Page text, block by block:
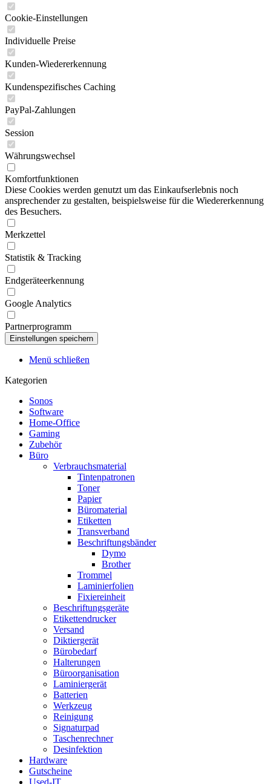
Cookie-Einstellungen
Individuelle Preise
Kunden-Wiedererkennung
Kundenspezifisches Caching
PayPal-Zahlungen
Session
Währungswechsel
Komfortfunktionen
Diese Cookies werden genutzt um das Einkaufserlebnis noch
ansprechender zu gestalten, beispielsweise für die Wiedererkennung
des Besuchers.
Merkzettel
Statistik & Tracking
Endgeräteerkennung
Google Analytics
Partnerprogramm
Menü schließen
Kategorien
Sonos
Software
Home-Office
Gaming
Zubehör
Büro
Verbrauchsmaterial
Tintenpatronen
Toner
Papier
Büromaterial
Etiketten
Transverband
Beschriftungsbänder
Dymo
Brother
Trommel
Laminierfolien
Fixiereinheit
Beschriftungsgeräte
Etikettendrucker
Versand
Diktiergerät
Bürobedarf
Halterungen
Büroorganisation
Laminiergerät
Batterien
Werkzeug
Reinigung
Signaturpad
Taschenrechner
Desinfektion
Hardware
Gutscheine
Used-IT